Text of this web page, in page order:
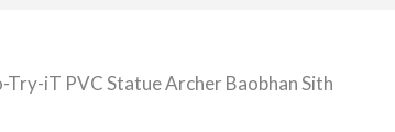
iT PVC Statue Archer Baobhan Sith